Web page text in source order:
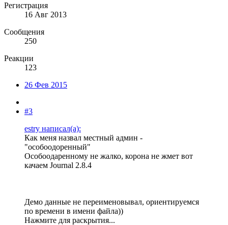
Регистрация
16 Авг 2013
Сообщения
250
Реакции
123
26 Фев 2015
#3
estry написал(а):
Как меня назвал местный админ -
"особоодоренный"
Особоодаренному не жалко, корона не жмет вот
качаем Journal 2.8.4
Демо данные не переименовывал, ориентируемся
по времени в имени файла))
Нажмите для раскрытия...